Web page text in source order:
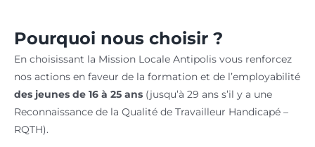
Pourquoi nous choisir ?
En choisissant la Mission Locale Antipolis vous renforcez
nos actions en faveur de la formation et de l’employabilité
des jeunes de 16 à 25 ans(jusqu’à 29 ans s’il y a une
Reconnaissance de la Qualité de Travailleur Handicapé –
RQTH).